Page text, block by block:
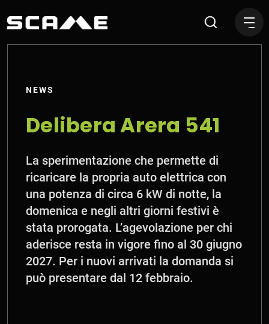
NEWS
Delibera Arera 541
La sperimentazione che permette di
ricaricare la propria auto elettrica con
una potenza di circa 6 kW di notte, la
domenica e negli altri giorni festivi è
stata prorogata. L’agevolazione per chi
aderisce resta in vigore fino al 30 giugno
2027. Per i nuovi arrivati la domanda si
può presentare dal 12 febbraio.